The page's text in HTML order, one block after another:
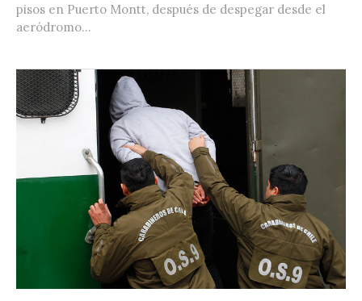
pisos en Puerto Montt, después de despegar desde el
aeródromo...